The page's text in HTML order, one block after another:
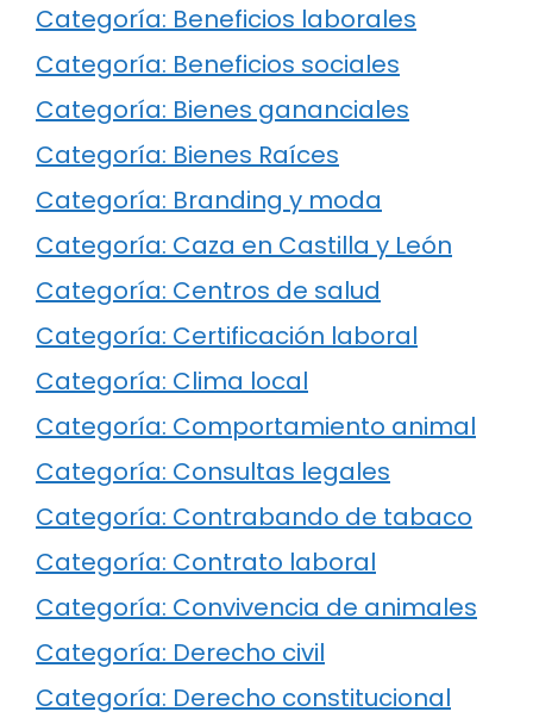
Categoría: Beneficios laborales
Categoría: Beneficios sociales
Categoría: Bienes gananciales
Categoría: Bienes Raíces
Categoría: Branding y moda
Categoría: Caza en Castilla y León
Categoría: Centros de salud
Categoría: Certificación laboral
Categoría: Clima local
Categoría: Comportamiento animal
Categoría: Consultas legales
Categoría: Contrabando de tabaco
Categoría: Contrato laboral
Categoría: Convivencia de animales
Categoría: Derecho civil
Categoría: Derecho constitucional